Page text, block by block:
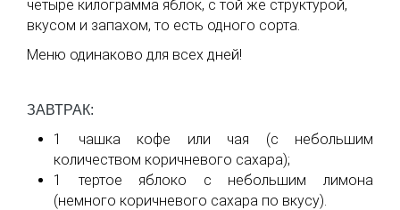
четыре килограмма яблок, с той же структурой,
вкусом и запахом, то есть одного сорта.
Меню одинаково для всех дней!
ЗАВТРАК:
1 чашка кофе или чая (с небольшим
количеством коричневого сахара);
1 тертое яблоко с небольшим лимона
(немного коричневого сахара по вкусу).